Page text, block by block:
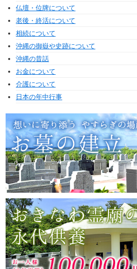
仏壇・位牌について
老後・終活について
相続について
沖縄の御嶽や史跡について
沖縄の昔話
お金について
介護について
日本の年中行事